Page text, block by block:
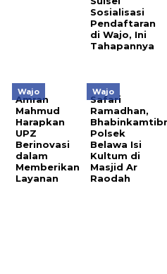
Sosialisasi
Pendaftaran
di Wajo, Ini
Tahapannya
Wajo
Amran
Mahmud
Harapkan
UPZ
Berinovasi
dalam
Memberikan
Layanan
Wajo
Safari
Ramadhan,
Polsek
Belawa Isi
Kultum di
Masjid Ar
Raodah